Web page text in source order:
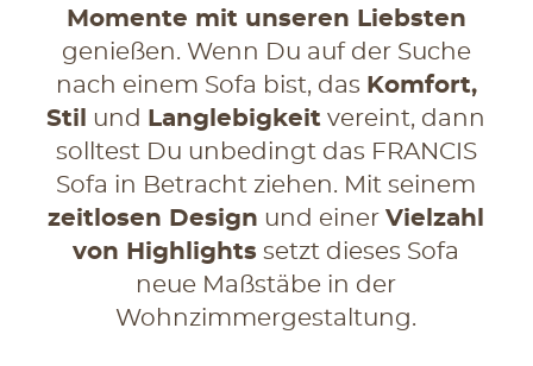
Momente mit unseren Liebsten
genießen. Wenn Du auf der Suche
nach einem Sofa bist, das Komfort,
Stil
und Langlebigkeit vereint, dann
solltest Du unbedingt das FRANCIS
Sofa in Betracht ziehen. Mit seinem
zeitlosen Design und einerVielzahl
von Highlights setzt dieses Sofa
neue Maßstäbe in der
Wohnzimmergestaltung.